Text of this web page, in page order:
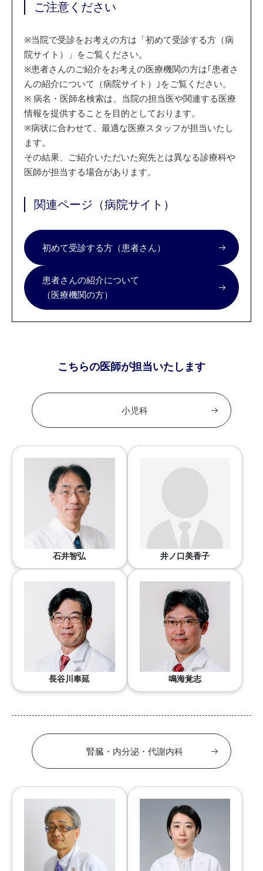
ご注意ください
※当院で受診をお考えの方は「初めて受診する方（病
院サイト）」をご覧ください。
※患者さんのご紹介をお考えの医療機関の方は｢患者さ
んの紹介について（病院サイト）｣をご覧ください。
※ 病名・医師名検索は、当院の担当医や関連する医療
情報を提供することを目的としております。
※病状に合わせて、最適な医療スタッフが担当いたし
ます。
その結果、ご紹介いただいた宛先とは異なる診療科や
医師が担当する場合があります。
関連ページ（病院サイト）
初めて受診する方（患者さん）
患者さんの紹介について
（医療機関の方）
こちらの医師が担当いたします
小児科
石井智弘 井ノ口美香子
長谷川奉延 鳴海覚志
腎臓・内分泌・代謝内科